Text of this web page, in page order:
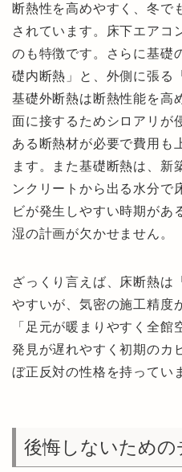
断熱性を高めやすく、冬で
されています。床下エアコ
のも特徴です。さらに基礎
礎内断熱」と、外側に張る
基礎外断熱は断熱性能を高
面に接するためシロアリが
ある断熱材が必要で費用も
ます。また基礎断熱は、新
ンクリートから出る水分で
ビが発生しやすい時期があ
湿の計画が欠かせません。
ざっくり言えば、床断熱は
やすいが、気密の施工精度
「足元が暖まりやすく全
発見が遅れやすく初期のカ
ぼ正反対の性格を持ってい
後悔しないための